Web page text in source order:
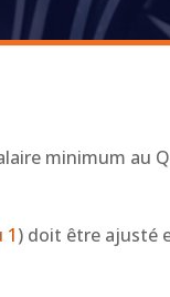
minimum au
1) doit être ajusté